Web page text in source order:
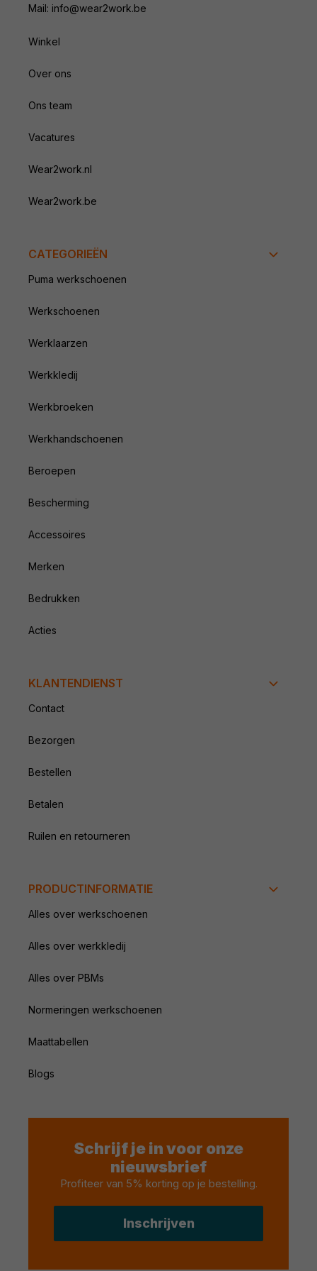
Mail: info@wear2work.be
Winkel
Over ons
Ons team
Vacatures
Wear2work.nl
Wear2work.be
CATEGORIEËN
Puma werkschoenen
Werkschoenen
Werklaarzen
Werkkledij
Werkbroeken
Werkhandschoenen
Beroepen
Bescherming
Accessoires
Merken
Bedrukken
Acties
KLANTENDIENST
Contact
Bezorgen
Bestellen
Betalen
Ruilen en retourneren
PRODUCTINFORMATIE
Alles over werkschoenen
Alles over werkkledij
Alles over PBMs
Normeringen werkschoenen
Maattabellen
Blogs
Schrijf je in voor onze
nieuwsbrief
Profiteer van 5% korting op je bestelling.
Inschrijven